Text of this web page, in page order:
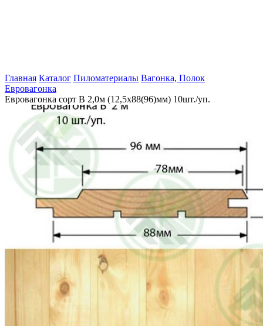
Главная Каталог Пиломатериалы Вагонка, Полок
Евровагонка
Евровагонка сорт В 2,0м (12,5х88(96)мм) 10шт./уп.